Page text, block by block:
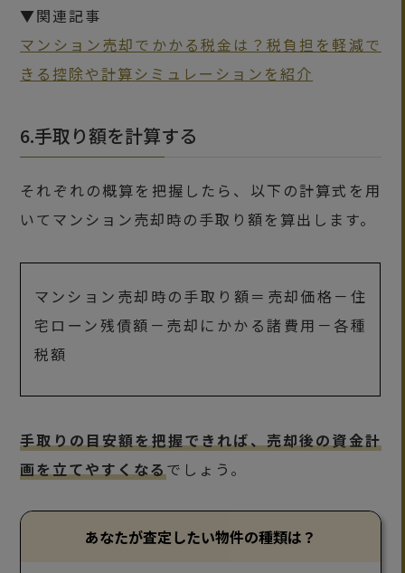
▼関連記事
マンション売却でかかる税金は？税負担を軽減で
きる控除や計算シミュレーションを紹介
6.手取り額を計算する
それぞれの概算を把握したら、以下の計算式を用
いてマンション売却時の手取り額を算出します。
マンション売却時の手取り額＝売却価格－住
宅ローン残債額－売却にかかる諸費用－各種
税額
手取りの目安額を把握できれば、売却後の資金計
画を立てやすくなるでしょう。
あなたが査定したい物件の種類は？